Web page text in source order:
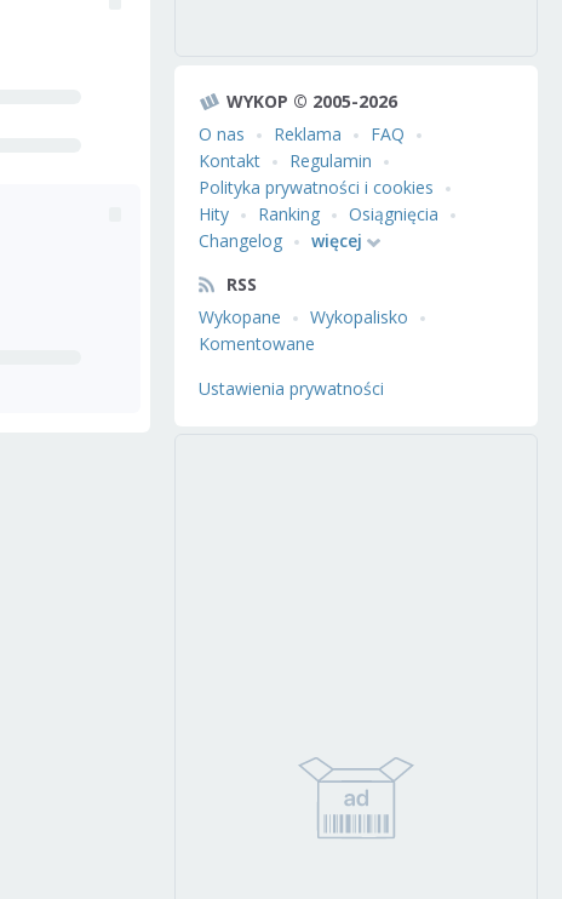
WYKOP © 2005-2026
O nas
Reklama
FAQ
Kontakt
Regulamin
Polityka prywatności i cookies
Hity
Ranking
Osiągnięcia
Changelog
więcej
RSS
Wykopane
Wykopalisko
Komentowane
Ustawienia prywatności